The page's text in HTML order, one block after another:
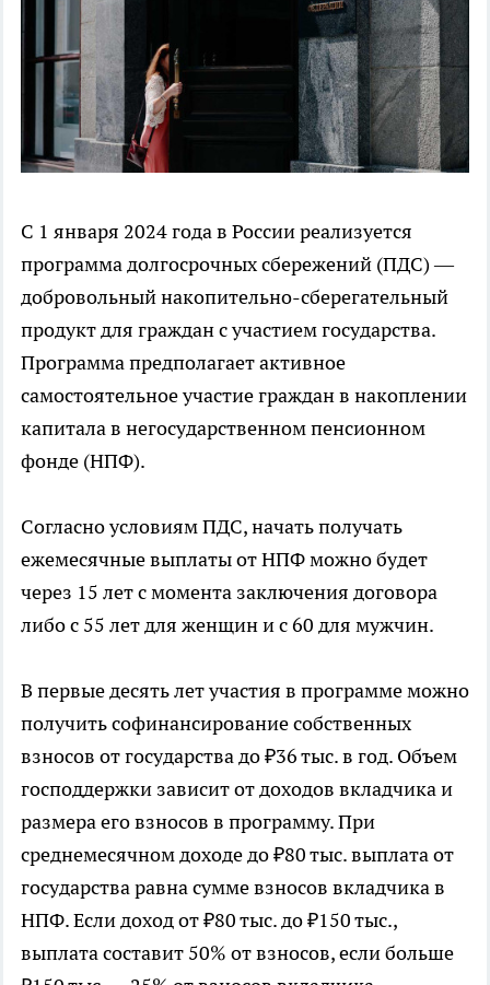
С 1 января 2024 года в России реализуется
программа долгосрочных сбережений (ПДС) —
добровольный накопительно-сберегательный
продукт для граждан с участием государства.
Программа предполагает активное
самостоятельное участие граждан в накоплении
капитала в негосударственном пенсионном
фонде (НПФ).
Согласно условиям ПДС, начать получать
ежемесячные выплаты от НПФ можно будет
через 15 лет с момента заключения договора
либо с 55 лет для женщин и с 60 для мужчин.
В первые десять лет участия в программе можно
получить софинансирование собственных
взносов от государства до ₽36 тыс. в год. Объем
господдержки зависит от доходов вкладчика и
размера его взносов в программу. При
среднемесячном доходе до ₽80 тыс. выплата от
государства равна сумме взносов вкладчика в
НПФ. Если доход от ₽80 тыс. до ₽150 тыс.,
выплата составит 50% от взносов, если больше